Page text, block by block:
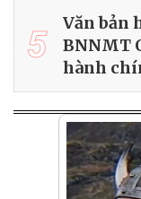
5
Văn bản
BNNMT
hành